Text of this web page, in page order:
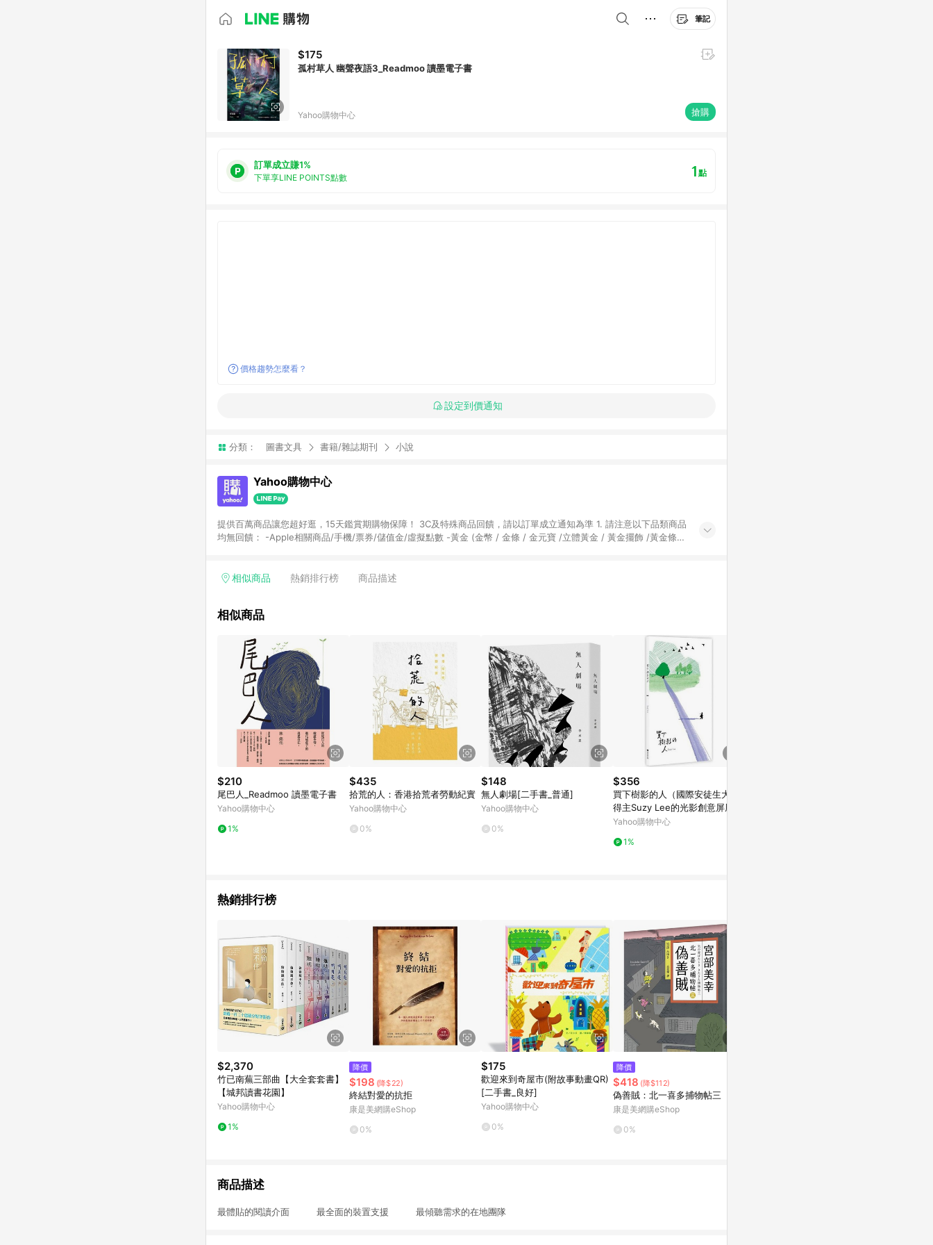
筆記
$175
孤村草人 幽聲夜語3_Readmoo 讀墨電子書
Yahoo購物中心 搶購
訂單成立賺1%
下單享LINE POINTS點數 1點
價格趨勢怎麼看？
設定到價通知
分類： 圖書文具 書籍/雜誌期刊 小說
Yahoo購物中心
提供百萬商品讓您超好逛，15天鑑賞期購物保障！ 3C及特殊商品回饋，請以訂單成立通知為準 1. 請注意以下品類商品
均無回饋： -Apple相關商品/手機/票券/儲值金/虛擬點數 -黃金 (金幣 / 金條 / 金元寶 /立體黃金 / 黃金擺飾 /黃金條
Yahoo超贈點回饋者 - 購物中心商店之商品：商品賣場中有標示「商店」及顯示商店名稱者(指定活動店家除外) 3. 訂
相似商品 熱銷排行榜 商品描述
相似商品
$210
尾巴人_Readmoo 讀墨電子書
Yahoo購物中心
1%
$435
拾荒的人：香港拾荒者勞動紀實
Yahoo購物中心
0%
$148
無人劇場[二手書_普通]
Yahoo購物中心
0%
$356
買下樹影的人（國際安徒生大獎
得主Suzy Lee的光影創意屏風繪
本）【城邦讀書花園】
Yahoo購物中心
1%
熱銷排行榜
$2,370
竹已南蕪三部曲【大全套套書】
【城邦讀書花園】
Yahoo購物中心
1%
降價
$198 (降$22)
終結對愛的抗拒
康是美網購eShop
0%
$175
歡迎來到奇屋市(附故事動畫QR)
[二手書_良好]
Yahoo購物中心
0%
降價
$418 (降$112)
偽善賊：北一喜多捕物帖三
康是美網購eShop
0%
商品描述
最體貼的閱讀介面 最全面的裝置支援 最傾聽需求的在地團隊